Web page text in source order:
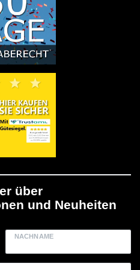
über
und Neuheiten
NACHNAME